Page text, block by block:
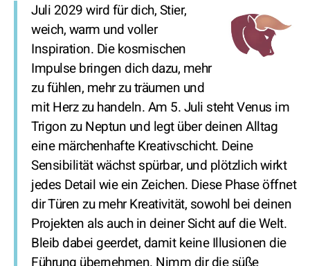
Juli 2029 wird für dich, Stier,
weich, warm und voller
Inspiration. Die kosmischen
Impulse bringen dich dazu, mehr
zu fühlen, mehr zu träumen und
mit Herz zu handeln. Am 5. Juli steht Venus im
Trigon zu Neptun und legt über deinen Alltag
eine märchenhafte Kreativschicht. Deine
Sensibilität wächst spürbar, und plötzlich wirkt
jedes Detail wie ein Zeichen. Diese Phase öffnet
dir Türen zu mehr Kreativität, sowohl bei deinen
Projekten als auch in deiner Sicht auf die Welt.
Bleib dabei geerdet, damit keine Illusionen die